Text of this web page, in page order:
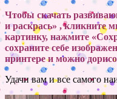
Чтобы скачать
и раскрась» ,
картинку, нажмите
сохраните себе
принтере и можно
Удачи вам и все самого